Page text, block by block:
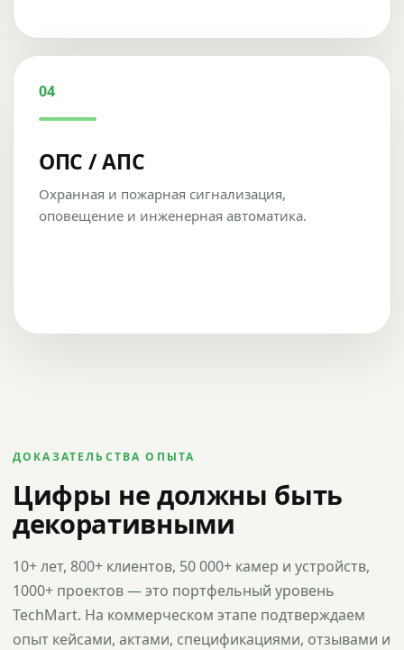
04
ОПС / АПС
Охранная и пожарная сигнализация,
оповещение и инженерная автоматика.
ДОКАЗАТЕЛЬСТВА ОПЫТА
Цифры не должны быть
декоративными
10+ лет, 800+ клиентов, 50 000+ камер и устройств,
1000+ проектов — это портфельный уровень
TechMart. На коммерческом этапе подтверждаем
опыт кейсами, актами, спецификациями, отзывами и